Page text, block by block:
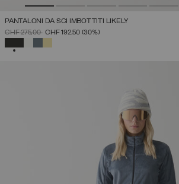
PANTALONI DA SCI IMBOTTITI LIKELY
PREZZO RIDOTTO DA
CHF 275,00ACHF 192,50 (30%)